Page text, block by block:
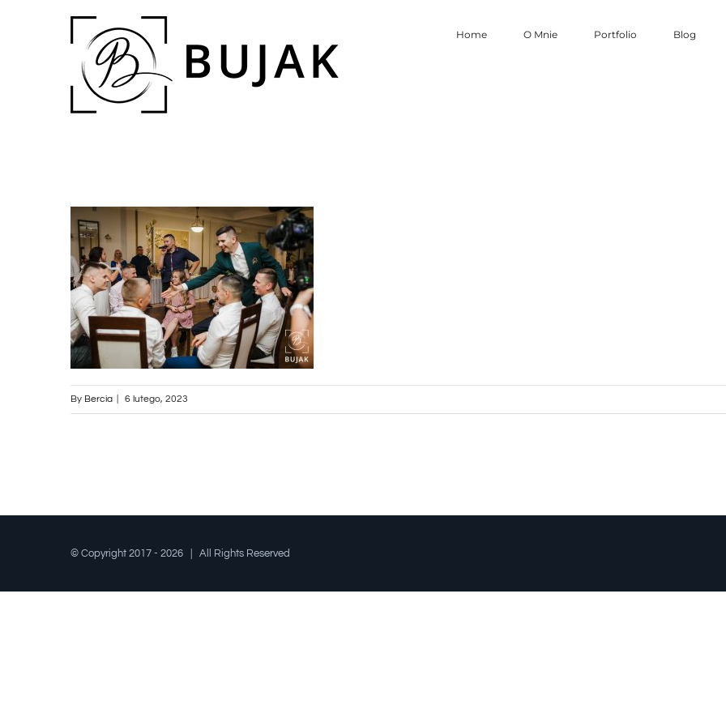
Home O Mnie Portfolio Blog
By Bercia 6 lutego, 2023
© Copyright 2017 - 2026 | All Rights Reserved